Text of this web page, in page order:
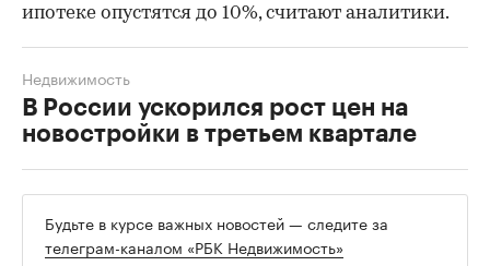
ипотеке опустятся до 10%, считают аналитики.
В России ускорился рост цен на
новостройки в третьем квартале
Недвижимость
Будьте в курсе важных новостей — следите за
телеграм-каналом «РБК Недвижимость»